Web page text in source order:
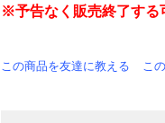
※予告なく販売終了する
この商品を友達に教える こ